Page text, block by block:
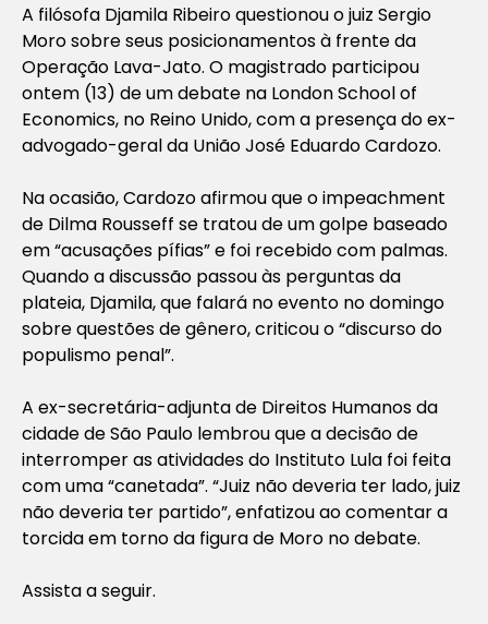
A filósofa Djamila Ribeiro questionou o juiz Sergio
Moro sobre seus posicionamentos à frente da
Operação Lava-Jato. O magistrado participou
ontem (13) de um debate na London School of
Economics, no Reino Unido, com a presença do ex-
advogado-geral da União José Eduardo Cardozo.
Na ocasião, Cardozo afirmou que o impeachment
de Dilma Rousseff se tratou de um golpe baseado
em “acusações pífias” e foi recebido com palmas.
Quando a discussão passou às perguntas da
plateia, Djamila, que falará no evento no domingo
sobre questões de gênero, criticou o “discurso do
populismo penal”.
A ex-secretária-adjunta de Direitos Humanos da
cidade de São Paulo lembrou que a decisão de
interromper as atividades do Instituto Lula foi feita
com uma “canetada”. “Juiz não deveria ter lado, juiz
não deveria ter partido”, enfatizou ao comentar a
torcida em torno da figura de Moro no debate.
Assista a seguir.